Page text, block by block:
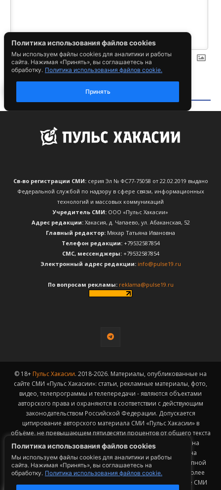
Политика использования файлов cookies
Мы используем файлы cookies для аналитики и работы
сайта. Нажимая «Принять», вы соглашаетесь на
обработку. Политика использования файлов cookie.
Св-во регистрации СМИ:серия Эл № ФС77-75058 от 22.02.2019 выдано
Федеральной службой по надзору в сфере связи, информационных
технологий и массовых коммуникаций
Учредитель СМИ: ООО «Пульс Хакасии»
Адрес редакции:Хакасия, д. Чапаево, ул. Абаканская, 52
Главный редактор: Мяхар Татьяна Ивановна
Телефон редакции:+79532587854
CМС, мессенджеры:+79532587854
Электронный адрес редакции: info@pulse19.ru
По вопросам рекламы: reklama@pulse19.ru
© 18+ Пульс Хакасии. 2018-2026. Материалы, опубликованные на
сайте СМИ «Пульс Хакасии»: статьи, рекламные материалы, фото,
видео, телепрограммы и телепередачи - являются объектами
авторского права и охраняются в соответствии с действующим
законодательством Российской Федерации. Допускается
цитирование авторского материала СМИ «Пульс Хакасии» в
объёме, не превышающем пятидесяти процентов от общего текста
публикации с обязательным размещением гиперссылки на
страницу заимствования материала. Гиперссылка должна
размещаться в тексте цитируемого материала и быть доступной
для индексации поисковыми системами. Заимствование более
50% общего объема материала, опубликованного на сайте СМИ